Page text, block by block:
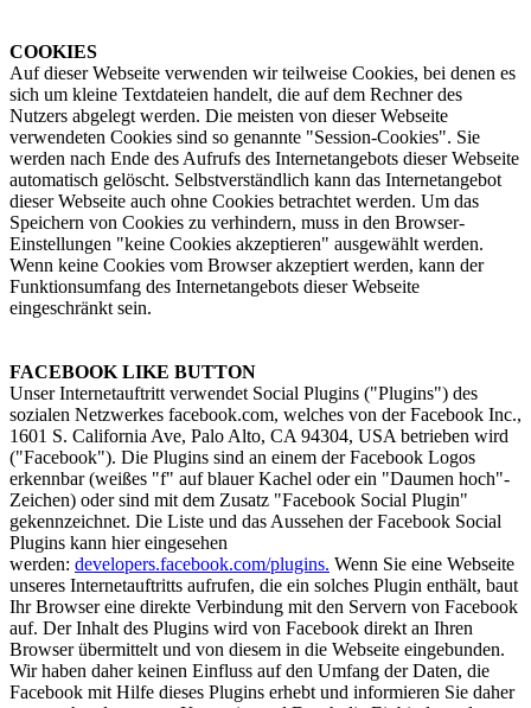
COOKIES
Auf dieser Webseite verwenden wir teilweise Cookies, bei denen es
sich um kleine Textdateien handelt, die auf dem Rechner des
Nutzers abgelegt werden. Die meisten von dieser Webseite
verwendeten Cookies sind so genannte "Session-Cookies". Sie
werden nach Ende des Aufrufs des Internetangebots dieser Webseite
automatisch gelöscht. Selbstverständlich kann das Internetangebot
dieser Webseite auch ohne Cookies betrachtet werden. Um das
Speichern von Cookies zu verhindern, muss in den Browser-
Einstellungen "keine Cookies akzeptieren" ausgewählt werden.
Wenn keine Cookies vom Browser akzeptiert werden, kann der
Funktionsumfang des Internetangebots dieser Webseite
eingeschränkt sein.
FACEBOOK LIKE BUTTON
Unser Internetauftritt verwendet Social Plugins ("Plugins") des
sozialen Netzwerkes facebook.com, welches von der Facebook Inc.,
1601 S. California Ave, Palo Alto, CA 94304, USA betrieben wird
("Facebook"). Die Plugins sind an einem der Facebook Logos
erkennbar (weißes "f" auf blauer Kachel oder ein "Daumen hoch"-
Zeichen) oder sind mit dem Zusatz "Facebook Social Plugin"
gekennzeichnet. Die Liste und das Aussehen der Facebook Social
Plugins kann hier eingesehen
werden: developers.facebook.com/plugins. Wenn Sie eine Webseite
unseres Internetauftritts aufrufen, die ein solches Plugin enthält, baut
Ihr Browser eine direkte Verbindung mit den Servern von Facebook
auf. Der Inhalt des Plugins wird von Facebook direkt an Ihren
Browser übermittelt und von diesem in die Webseite eingebunden.
Wir haben daher keinen Einfluss auf den Umfang der Daten, die
Facebook mit Hilfe dieses Plugins erhebt und informieren Sie daher